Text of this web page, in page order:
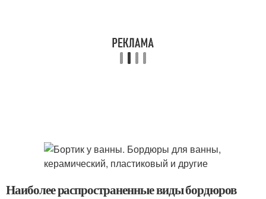
Наиболее распространенные виды бордюров